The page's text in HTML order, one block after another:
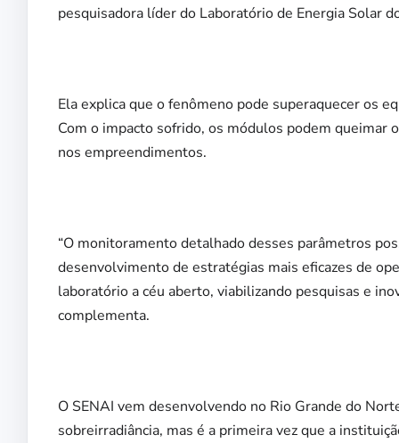
pesquisadora líder do Laboratório de Energia Solar
Ela explica que o fenômeno pode superaquecer os
Com o impacto sofrido, os módulos podem queimar
nos empreendimentos.
“O monitoramento detalhado desses parâmetros
desenvolvimento de estratégias mais eficazes de
laboratório a céu aberto, viabilizando pesquisas e
complementa.
O SENAI vem desenvolvendo no Rio Grande do
sobreirradiância, mas é a primeira vez que a